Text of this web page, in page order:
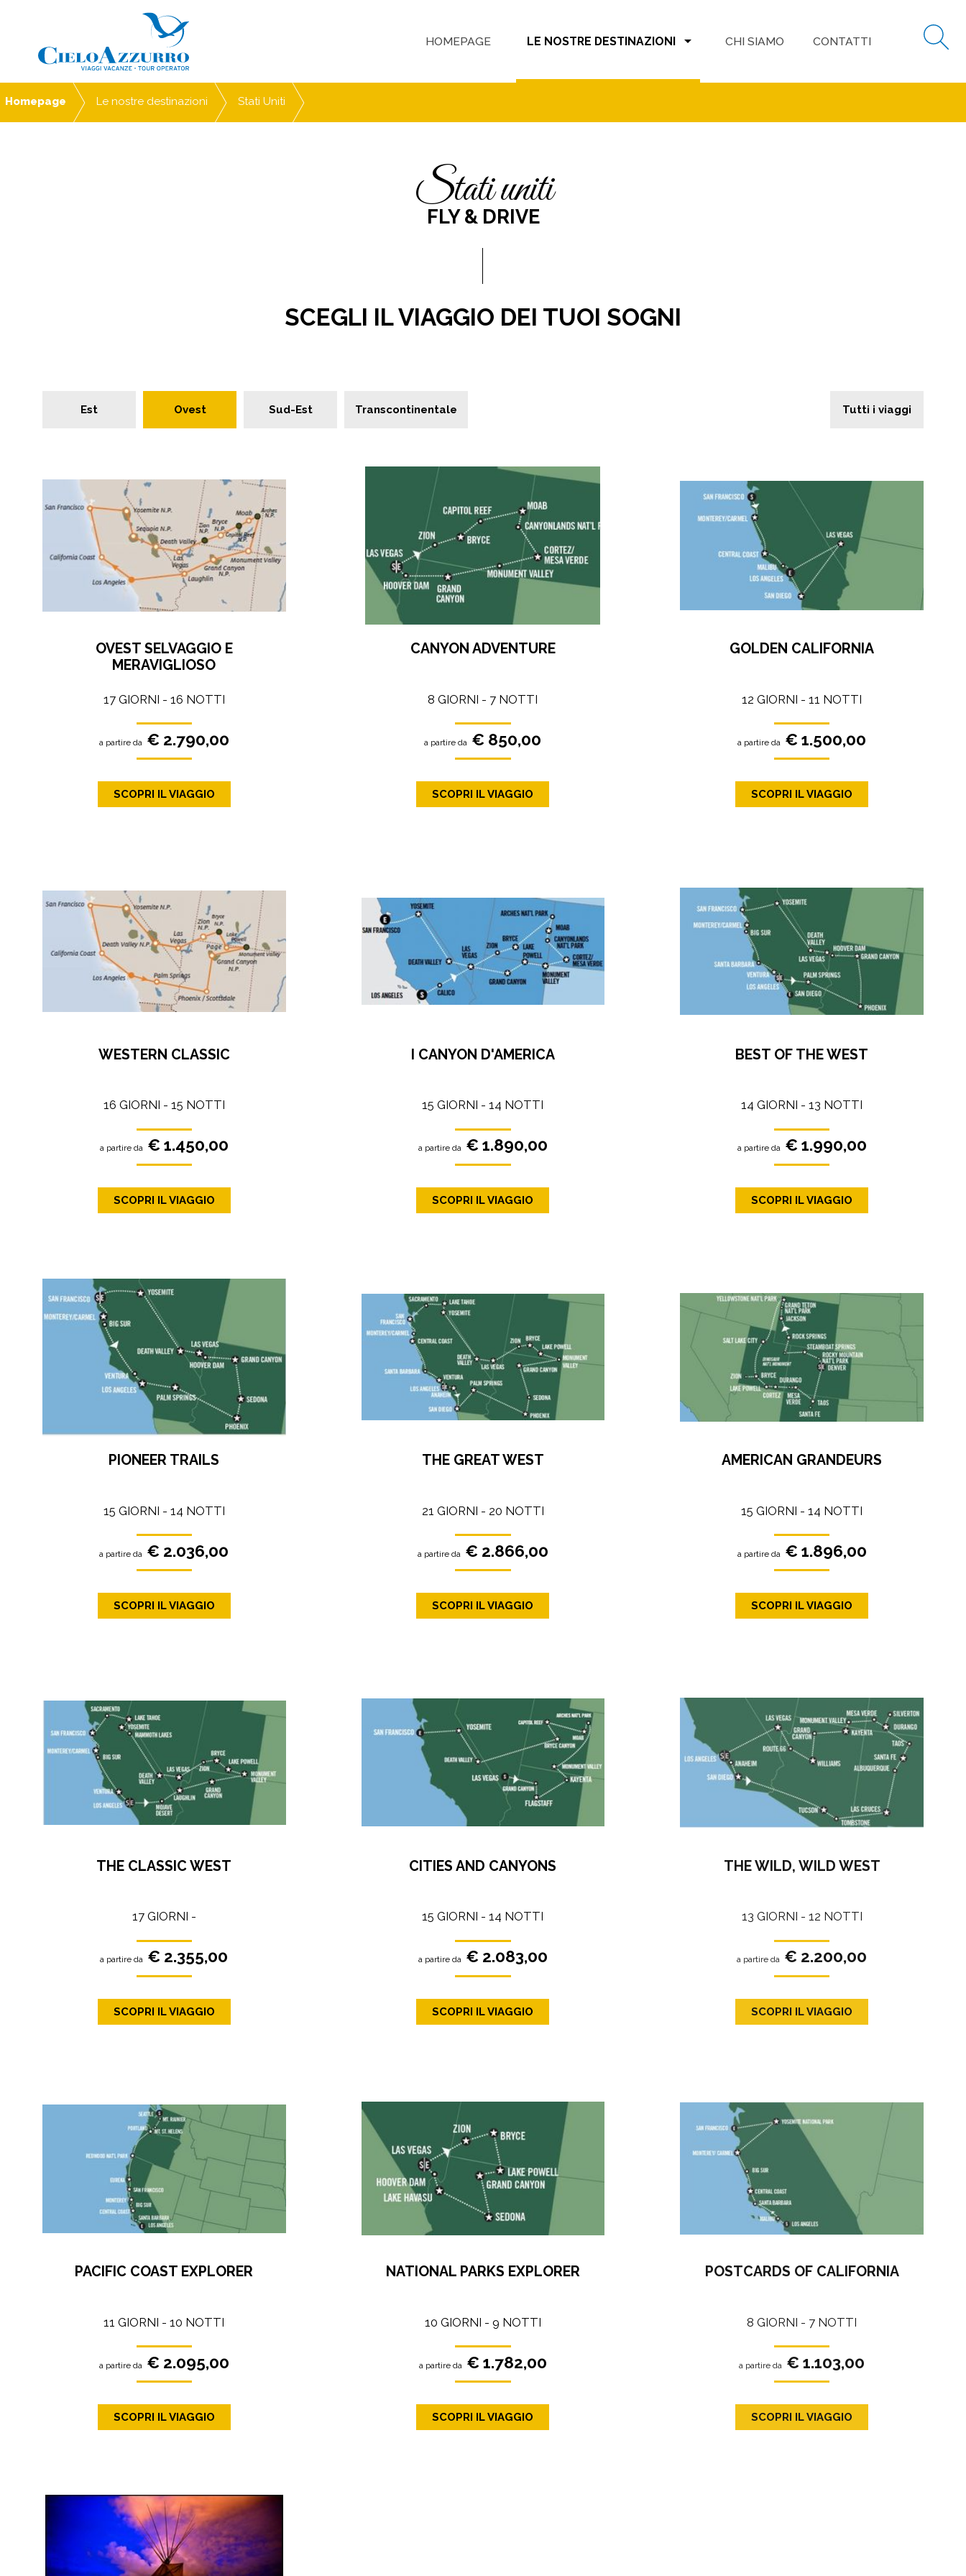
HOMEPAGE LE NOSTRE DESTINAZIONI arrow_drop_down CHI SIAMO CONTATTI
Homepage Le nostre destinazioni Stati Uniti
stati uniti
FLY & DRIVE
SCEGLI IL VIAGGIO DEI TUOI SOGNI
Est Ovest Sud-Est Transcontinentale Tutti i viaggi
OVEST SELVAGGIO E
MERAVIGLIOSO
17 GIORNI - 16 NOTTI
a partire da € 2.790,00
SCOPRI IL VIAGGIO
CANYON ADVENTURE
8 GIORNI - 7 NOTTI
a partire da € 850,00
SCOPRI IL VIAGGIO
GOLDEN CALIFORNIA
12 GIORNI - 11 NOTTI
a partire da € 1.500,00
SCOPRI IL VIAGGIO
WESTERN CLASSIC
16 GIORNI - 15 NOTTI
a partire da € 1.450,00
SCOPRI IL VIAGGIO
I CANYON D'AMERICA
15 GIORNI - 14 NOTTI
a partire da € 1.890,00
SCOPRI IL VIAGGIO
BEST OF THE WEST
14 GIORNI - 13 NOTTI
a partire da € 1.990,00
SCOPRI IL VIAGGIO
PIONEER TRAILS
15 GIORNI - 14 NOTTI
a partire da € 2.036,00
SCOPRI IL VIAGGIO
THE GREAT WEST
21 GIORNI - 20 NOTTI
a partire da € 2.866,00
SCOPRI IL VIAGGIO
AMERICAN GRANDEURS
15 GIORNI - 14 NOTTI
a partire da € 1.896,00
SCOPRI IL VIAGGIO
THE CLASSIC WEST
17 GIORNI -
a partire da € 2.355,00
SCOPRI IL VIAGGIO
CITIES AND CANYONS
15 GIORNI - 14 NOTTI
a partire da € 2.083,00
SCOPRI IL VIAGGIO
THE WILD, WILD WEST
13 GIORNI - 12 NOTTI
a partire da € 2.200,00
SCOPRI IL VIAGGIO
PACIFIC COAST EXPLORER
11 GIORNI - 10 NOTTI
a partire da € 2.095,00
SCOPRI IL VIAGGIO
NATIONAL PARKS EXPLORER
10 GIORNI - 9 NOTTI
a partire da € 1.782,00
SCOPRI IL VIAGGIO
POSTCARDS OF CALIFORNIA
8 GIORNI - 7 NOTTI
a partire da € 1.103,00
SCOPRI IL VIAGGIO